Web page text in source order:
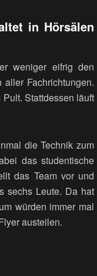
in Hörsälen
weniger eifrig den
Fachrichtungen.
Stattdessen läuft
die Technik zum
das studentische
das Team vor und
sechs Leute. Da hat
würden immer mal
austeilen.